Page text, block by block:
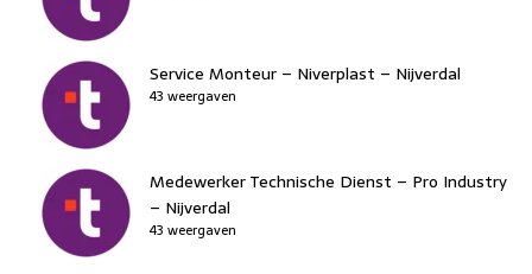
Service Monteur – Niverplast – Nijverdal
43 weergaven
Medewerker Technische Dienst – Pro Industry
– Nijverdal
43 weergaven